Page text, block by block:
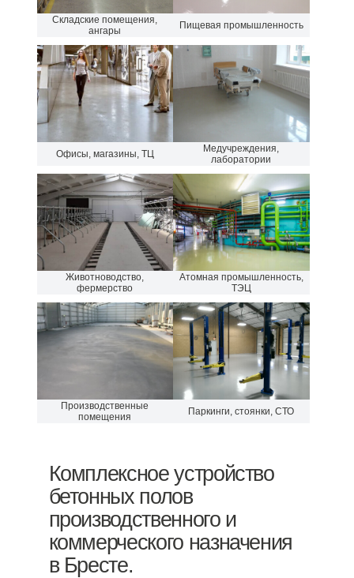
Складские помещения,
ангары
Пищевая промышленность
Офисы, магазины, ТЦ
Медучреждения,
лаборатории
Животноводство,
фермерство
Атомная промышленность,
ТЭЦ
Производственные
помещения
Паркинги, стоянки, СТО
Комплексное устройство
бетонных полов
производственного и
коммерческого назначения
в Бресте.